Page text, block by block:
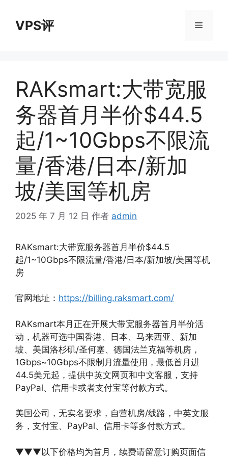
VPS评 菜
RAKsmart:大带宽服
务器首月半价$44.5
起/1~10Gbps不限流
量/香港/日本/新加
坡/美国等机房
2025 年 7 月 12 日 作者 admin
RAKsmart:大带宽服务器首月半价$44.5
起/1~10Gbps不限流量/香港/日本/新加坡/美国等机
房
官网地址： https://billing.raksmart.com/
RAKsmart本月正在开展大带宽服务器首月半价活
动，机器可选中国香港、日本、马来西亚、新加
坡、美国洛杉矶/圣何塞、德国法兰克福等机房，
1Gbps~10Gbps不限制月流量使用，最低首月进
44.5美元起，提供中英文网页和中文客服，支持
PayPal、信用卡或者支付宝等付款方式。
美国公司，无实名要求，自营机房/线路，中英文服
务，支付宝、PayPal、信用卡等多付款方式。
▼▼▼以下价格均为首月，续费请留意订购页面信